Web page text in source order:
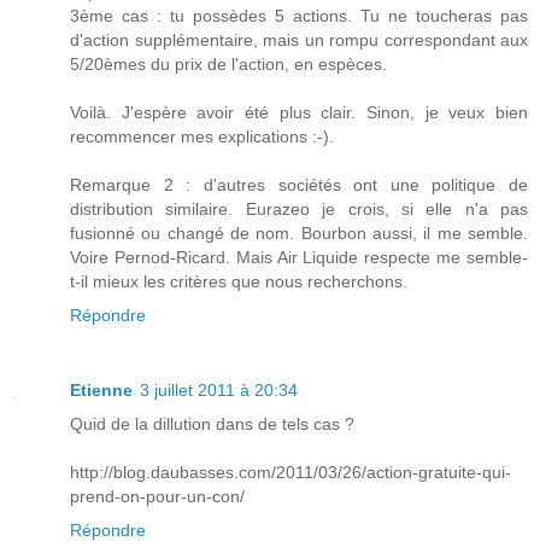
3ème cas : tu possèdes 5 actions. Tu ne toucheras pas
d'action supplémentaire, mais un rompu correspondant aux
5/20èmes du prix de l'action, en espèces.
Voilà. J'espère avoir été plus clair. Sinon, je veux bien
recommencer mes explications :-).
Remarque 2 : d'autres sociétés ont une politique de
distribution similaire. Eurazeo je crois, si elle n'a pas
fusionné ou changé de nom. Bourbon aussi, il me semble.
Voire Pernod-Ricard. Mais Air Liquide respecte me semble-
t-il mieux les critères que nous recherchons.
Répondre
Etienne 3 juillet 2011 à 20:34
Quid de la dillution dans de tels cas ?
http://blog.daubasses.com/2011/03/26/action-gratuite-qui-
prend-on-pour-un-con/
Répondre